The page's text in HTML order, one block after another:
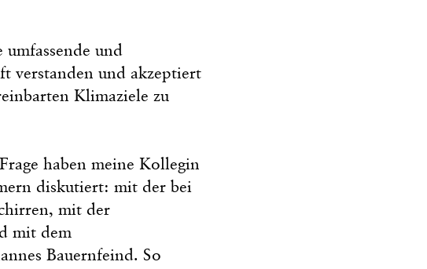
umfassende und
verstanden und akzeptiert
Klimaziele zu
haben meine Kollegin
diskutiert: mit der bei
mit der
mit dem
Bauernfeind. So